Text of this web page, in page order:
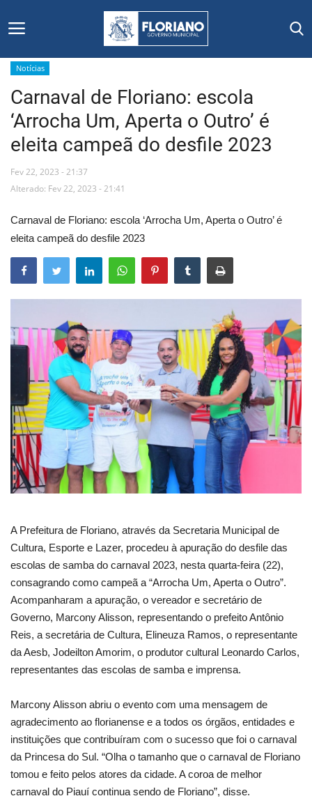
Início
Editais
Floriano
Mural de Licitações
Notícias
Webmail
Contato
Notícias
Carnaval de Floriano: escola
‘Arrocha Um, Aperta o Outro’ é
eleita campeã do desfile 2023
Fev 22, 2023 - 21:37
Alterado: Fev 22, 2023 - 21:41
Carnaval de Floriano: escola ‘Arrocha Um, Aperta o Outro’ é
eleita campeã do desfile 2023
A Prefeitura de Floriano, através da Secretaria Municipal de
Cultura, Esporte e Lazer, procedeu à apuração do desfile das
escolas de samba do carnaval 2023, nesta quarta-feira (22),
consagrando como campeã a “Arrocha Um, Aperta o Outro”.
Acompanharam a apuração, o vereador e secretário de
Governo, Marcony Alisson, representando o prefeito Antônio
Reis, a secretária de Cultura, Elineuza Ramos, o representante
da Aesb, Jodeilton Amorim, o produtor cultural Leonardo Carlos,
representantes das escolas de samba e imprensa.
Marcony Alisson abriu o evento com uma mensagem de
agradecimento ao florianense e a todos os órgãos, entidades e
instituições que contribuíram com o sucesso que foi o carnaval
da Princesa do Sul. “Olha o tamanho que o carnaval de Floriano
tomou e feito pelos atores da cidade. A coroa de melhor
carnaval do Piauí continua sendo de Floriano”, disse.